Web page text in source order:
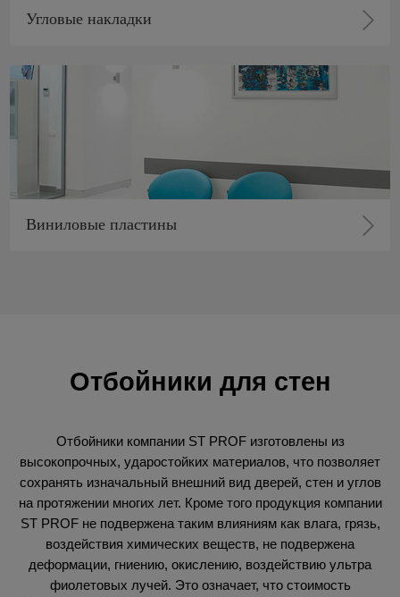
Угловые накладки
Виниловые пластины
Отбойники для стен
Отбойники компании ST PROF изготовлены из
высокопрочных, ударостойких материалов, что позволяет
сохранять изначальный внешний вид дверей, стен и углов
на протяжении многих лет. Кроме того продукция компании
ST PROF не подвержена таким влияниям как влага, грязь,
воздействия химических веществ, не подвержена
деформации, гниению, окислению, воздействию ультра
фиолетовых лучей. Это означает, что стоимость